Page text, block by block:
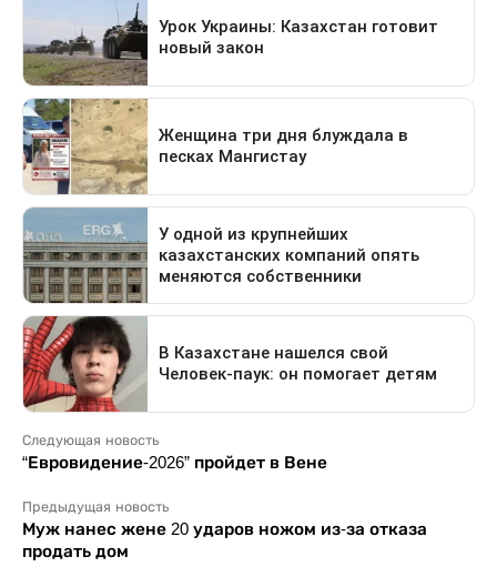
Следующая новость
“Евровидение-2026” пройдет в Вене
Предыдущая новость
Муж нанес жене 20 ударов ножом из-за отказа
продать дом